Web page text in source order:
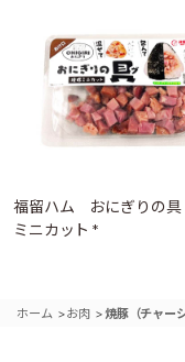
福留ハム おにぎりの
ミニカット *
ホーム >お肉 >焼豚（チャー